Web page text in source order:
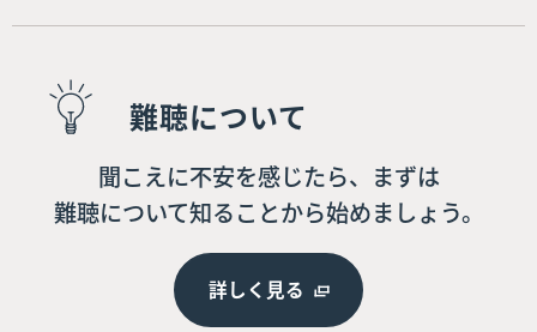
難聴について
聞こえに不安を感じたら、まずは
難聴について知ることから始めましょう。
詳しく見る